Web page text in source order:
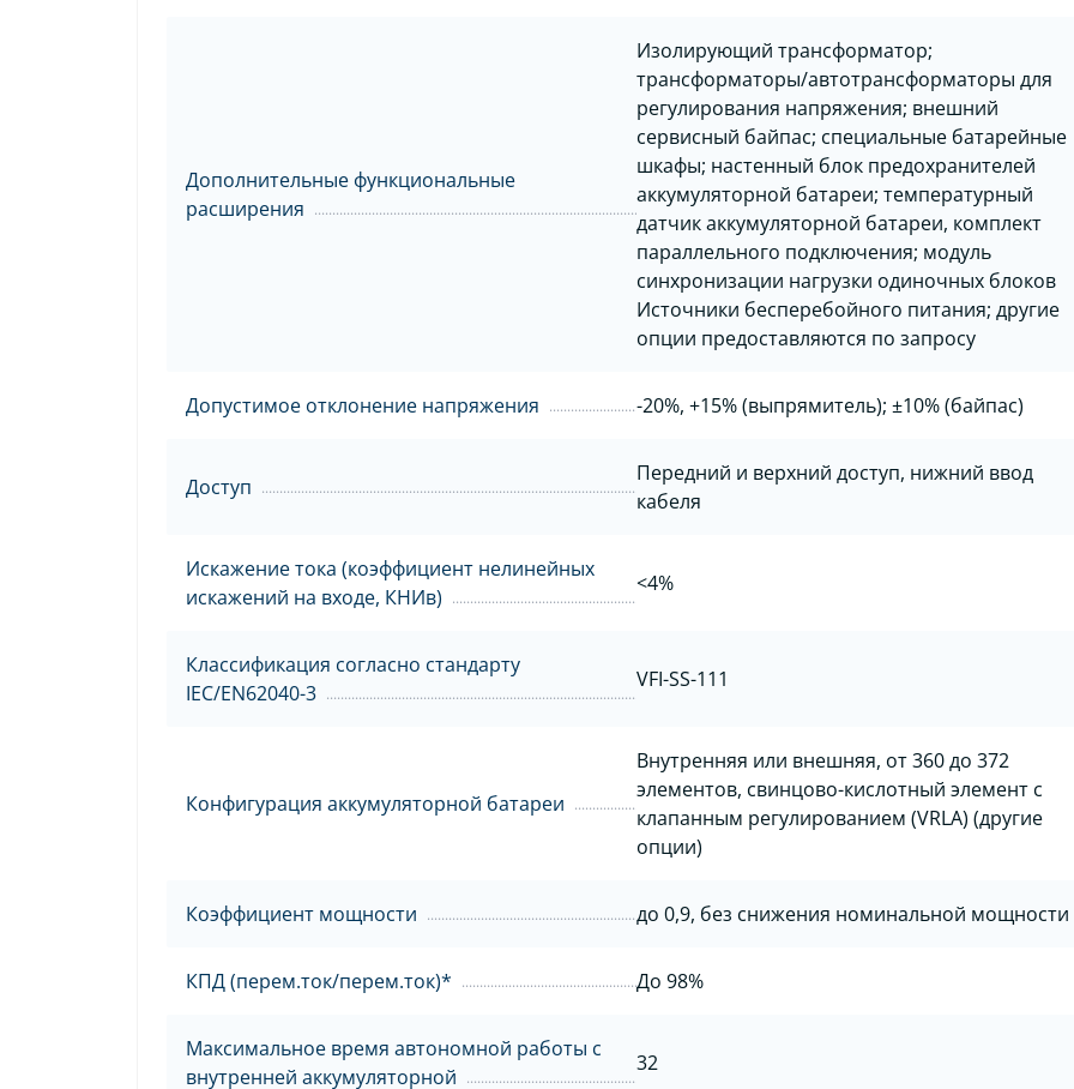
Дополнительные функциональные
расширения
Изолирующий трансформатор;
трансформаторы/автотрансформаторы для
регулирования напряжения; внешний
сервисный байпас; специальные батарейные
шкафы; настенный блок предохранителей
аккумуляторной батареи; температурный
датчик аккумуляторной батареи, комплект
параллельного подключения; модуль
синхронизации нагрузки одиночных блоков
Источники бесперебойного питания; другие
опции предоставляются по запросу
Допустимое отклонение напряжения -20%, +15% (выпрямитель); ±10% (байпас)
Доступ
Передний и верхний доступ, нижний ввод
кабеля
Искажение тока (коэффициент нелинейных
искажений на входе, КНИв)
<4%
Классификация согласно стандарту
IEC/EN62040-3
VFI-SS-111
Конфигурация аккумуляторной батареи
Внутренняя или внешняя, от 360 до 372
элементов, свинцово-кислотный элемент с
клапанным регулированием (VRLA) (другие
опции)
Коэффициент мощности до 0,9, без снижения номинальной мощности
КПД (перем.ток/перем.ток)* До 98%
Максимальное время автономной работы с
внутренней аккумуляторной
32